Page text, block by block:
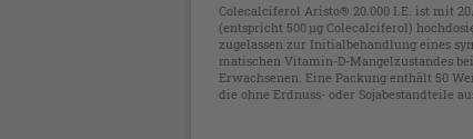
Colecalciferol Aristo® 20.000 I.E. ist mit
(entspricht 500 µg Colecalciferol)
zugelassen zur Initialbehandlung eines
matischen Vitamin-D-Mangelzustandes
Erwachsenen. Eine Packung enthält 50
die ohne Erdnuss- oder Sojabestandteile